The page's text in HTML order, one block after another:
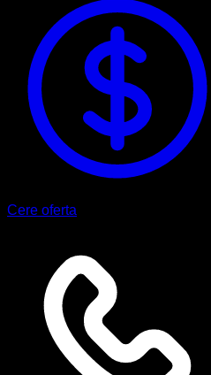
Cere oferta